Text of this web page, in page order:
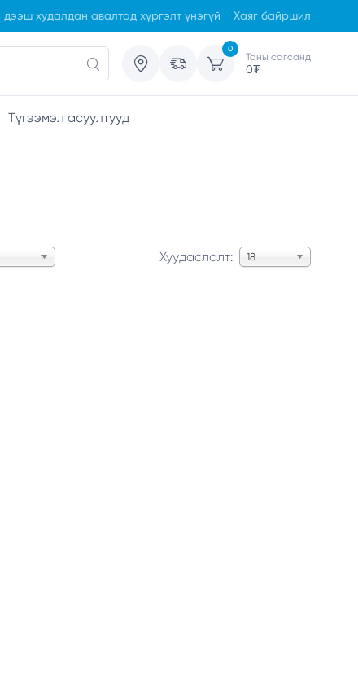
худалдан авалтад хүргэлт үнэгүй Хаяг байршил
0
Таны сагсанд
0₮
Түгээмэл асуултууд
Хуудаслалт: 18